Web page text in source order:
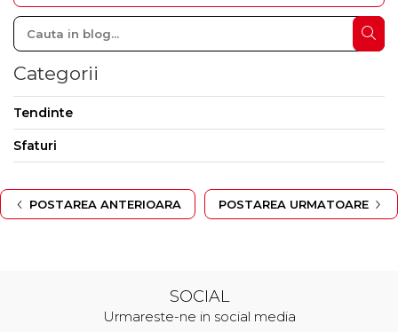
Categorii
Tendinte
Sfaturi
POSTAREA URMATOARE
POSTAREA ANTERIOARA
SOCIAL
Urmareste-ne in social media